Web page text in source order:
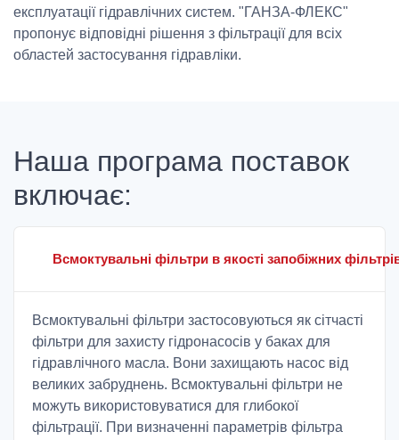
експлуатації гідравлічних систем. "ГАНЗА-ФЛЕКС"
пропонує відповідні рішення з фільтрації для всіх
областей застосування гідравліки.
Наша програма поставок
включає:
Всмоктувальні фільтри в якості запобіжних
Всмоктувальні фільтри застосовуються як сітчасті
фільтри для захисту гідронасосів у баках для
гідравлічного масла. Вони захищають насос від
великих забруднень. Всмоктувальні фільтри не
можуть використовуватися для глибокої
фільтрації. При визначенні параметрів фільтра